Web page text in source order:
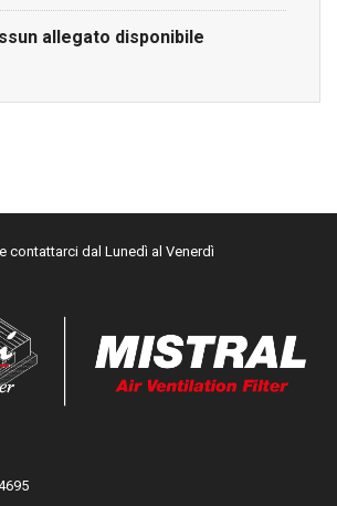
allegato disponibile
contattarci dal Lunedì al Venerdì